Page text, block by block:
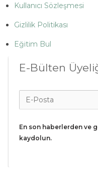
Kullanıcı Sözleşmesi
Gizlilik Politikası
Eğitim Bul
E-Bülten
En son haberlerden ve
kaydolun.